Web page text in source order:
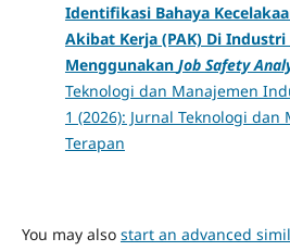
Identifikasi Bahaya
Akibat Kerja (PAK) Di Industri
Menggunakan Job Safety
Teknologi dan Manajemen
1 (2026): Jurnal Teknologi
Terapan
You may also start an advanced